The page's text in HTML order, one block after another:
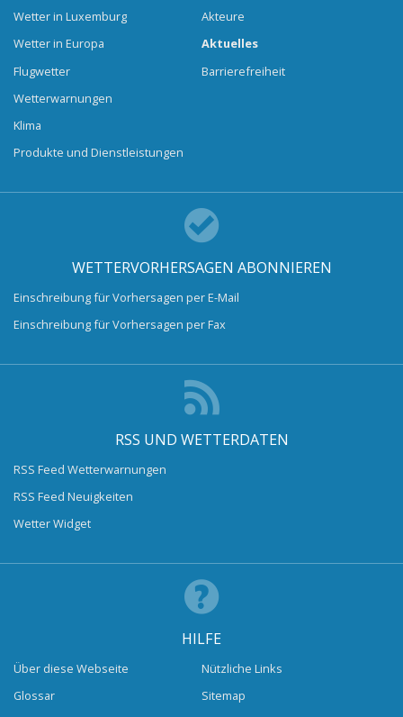
Wetter in Luxemburg
Wetter in Europa
Flugwetter
Wetterwarnungen
Klima
Produkte und Dienstleistungen
Akteure
Aktuelles
Barrierefreiheit
WETTERVORHERSAGEN ABONNIEREN
Einschreibung für Vorhersagen per E-Mail
Einschreibung für Vorhersagen per Fax
RSS UND WETTERDATEN
RSS Feed Wetterwarnungen
RSS Feed Neuigkeiten
Wetter Widget
HILFE
Über diese Webseite
Glossar
Nützliche Links
Sitemap